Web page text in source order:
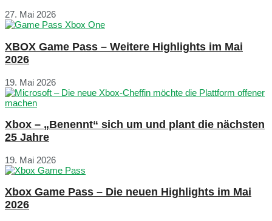
27. Mai 2026
XBOX Game Pass – Weitere Highlights im Mai
2026
19. Mai 2026
Xbox – „Benennt“ sich um und plant die nächsten
25 Jahre
19. Mai 2026
Xbox Game Pass – Die neuen Highlights im Mai
2026